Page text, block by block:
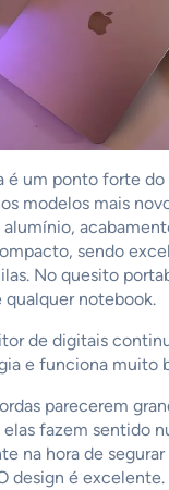
é um ponto forte do
modelos mais
sendo
No quesito
qualquer notebook.
de digitais
e funciona muito
parecerem
fazem sentido
na hora de
design é excelente.